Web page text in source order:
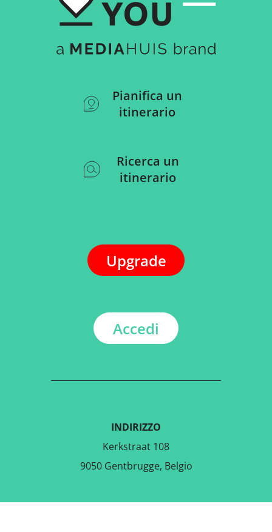
Pianifica un
itinerario
Ricerca un
itinerario
Upgrade
Accedi
INDIRIZZO
Kerkstraat 108
9050 Gentbrugge, Belgio